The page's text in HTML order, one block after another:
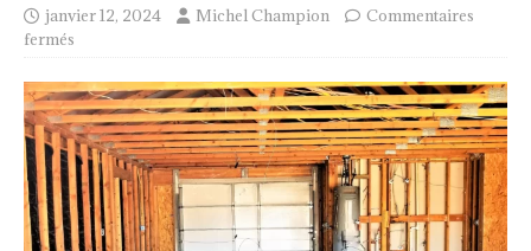
janvier 12, 2024 Michel Champion
Commentaires
fermés